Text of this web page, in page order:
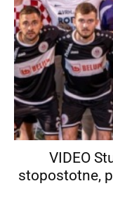
VIDEO
stopostotne,